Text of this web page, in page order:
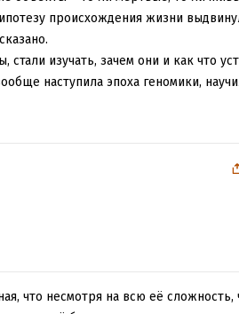
происхождения жизни
изучать, зачем они и как что
наступила эпоха геномики,
больше оказалось, и тоже все
все гораздо интереснее и
становится. Хоть
Зато поймете современное
что несмотря на всю её сложность,